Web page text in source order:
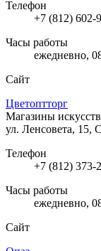
Телефон
+7 (812) 602-
Часы работы
ежедневно,
Сайт
Цветоптторг
Магазины
ул. Ленсовета, 15,
Телефон
+7 (812) 373-
Часы работы
ежедневно,
Сайт